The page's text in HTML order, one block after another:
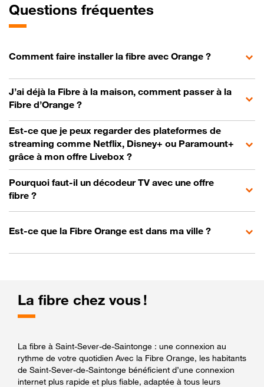
Questions fréquentes
Comment faire installer la fibre avec Orange ?
J’ai déjà la Fibre à la maison, comment passer à la
Fibre d’Orange ?
Est-ce que je peux regarder des plateformes de
streaming comme Netflix, Disney+ ou Paramount+
grâce à mon offre Livebox ?
Pourquoi faut-il un décodeur TV avec une offre
fibre ?
Est-ce que la Fibre Orange est dans ma ville ?
La fibre chez vous !
La fibre à Saint-Sever-de-Saintonge : une connexion au
rythme de votre quotidien Avec la Fibre Orange, les habitants
de Saint-Sever-de-Saintonge bénéficient d’une connexion
internet plus rapide et plus fiable, adaptée à tous leurs